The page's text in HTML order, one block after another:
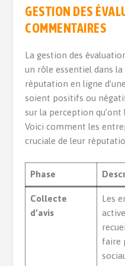
GESTION DES
COMMENTAIRES
La gestion des
un rôle essentiel dans
réputation en ligne
soient positifs ou
sur la perception qu’ont
Voici comment les
cruciale de leur
Phase
Collecte
d’avis
Les
faire